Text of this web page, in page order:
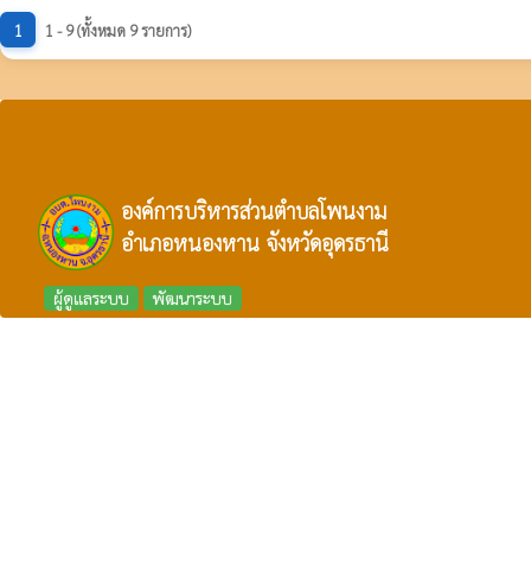
1 1 - 9 (ทั้งหมด 9 รายการ)
องค์การบริหารส่วนตำบลโพนงาม
อำเภอหนองหาน จังหวัดอุดรธานี
ผู้ดูแลระบบ พัฒนาระบบ